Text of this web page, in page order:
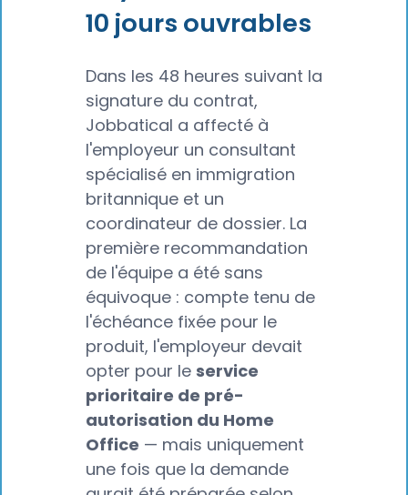
10 jours ouvrables
Dans les 48 heures suivant la
signature du contrat,
Jobbatical a affecté à
l'employeur un consultant
spécialisé en immigration
britannique et un
coordinateur de dossier. La
première recommandation
de l'équipe a été sans
équivoque : compte tenu de
l'échéance fixée pour le
produit, l'employeur devait
opter pour le service
prioritaire de pré-
autorisation du Home
Office — mais uniquement
une fois que la demande